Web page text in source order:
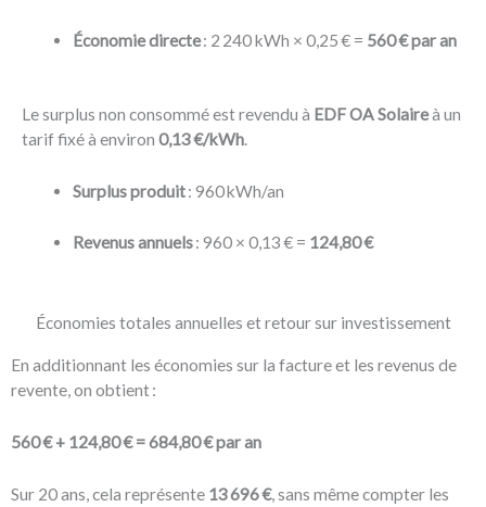
Économie directe: 2 240 kWh × 0,25 € = 560 € par an
Le surplus non consommé est revendu à EDF OA Solaireà un
tarif fixé à environ 0,13 €/kWh.
Surplus produit: 960 kWh/an
Revenus annuels: 960 × 0,13 € = 124,80 €
Économies totales annuelles et retour sur investissement
En additionnant les économies sur la facture et les revenus de
revente, on obtient :
560 € + 124,80 € = 684,80 € par an
Sur 20 ans, cela représente 13 696 €, sans même compter les